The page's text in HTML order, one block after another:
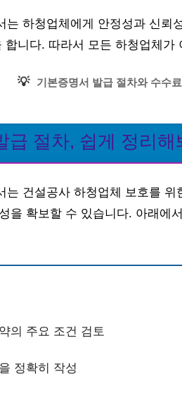
는 하청업체에게 안정성과 신뢰
합니다. 따라서 모든 하청업체가
💡 기본증명서 발급 절차와 수수
급 절차, 쉽게 정리해
는 건설공사 하청업체 보호를
을 확보할 수 있습니다. 아래에
의 주요 조건 검토
정확히 작성